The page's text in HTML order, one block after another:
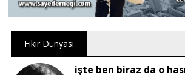
Fikir Dünyası
işte ben biraz da o